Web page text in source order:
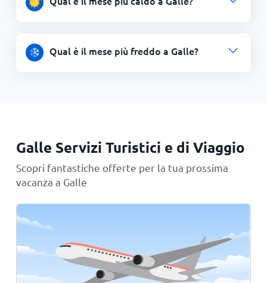
Qual è il mese più freddo a Galle?
Galle Servizi Turistici e di Viaggio
Scopri fantastiche offerte per la tua prossima
vacanza a Galle